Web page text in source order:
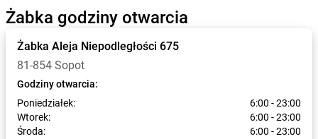
Żabka godziny otwarcia
Żabka Aleja Niepodległości 675
81-854 Sopot
Godziny otwarcia:
Poniedziałek:
6:00 - 23:00
Wtorek:
6:00 - 23:00
Środa:
6:00 - 23:00